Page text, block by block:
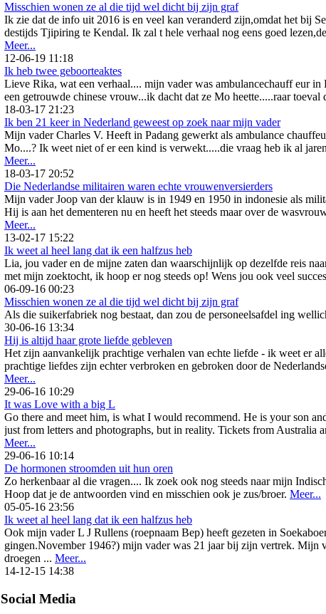
Misschien wonen ze al die tijd wel dicht bij zijn graf
Ik zie dat de info uit 2016 is en veel kan veranderd zijn,omdat het bij
destijds Tjipiring te Kendal. Ik zal t hele verhaal nog eens goed
Meer...
12-06-19 11:18
Ik heb twee geboorteaktes
Lieve Rika, wat een verhaal.... mijn vader was ambulancechauff eur
een getrouwde chinese vrouw...ik dacht dat ze Mo heette.....raar
18-03-17 21:23
Ik ben 21 keer in Nederland geweest op zoek naar mijn vader
Mijn vader Charles V. Heeft in Padang gewerkt als ambulance
Mo....? Ik weet niet of er een kind is verwekt.....die vraag heb ik al
Meer...
18-03-17 20:52
Die Nederlandse militairen waren echte vrouwenversierders
Mijn vader Joop van der klauw is in 1949 en 1950 in indonesie als
Hij is aan het dementeren nu en heeft het steeds maar over de
Meer...
13-02-17 15:22
Ik weet al heel lang dat ik een halfzus heb
Lia, jou vader en de mijne zaten dan waarschijnlijk op dezelfde reis
met mijn zoektocht, ik hoop er nog steeds op! Wens jou ook veel
06-09-16 00:23
Misschien wonen ze al die tijd wel dicht bij zijn graf
Als die suikerfabriek nog bestaat, dan zou de personeelsafdel ing
30-06-16 13:34
Hij is altijd haar grote liefde gebleven
Het zijn aanvankelijk prachtige verhalen van echte liefde - ik weet er
prachtige liefdes zijn echter verbroken en gebroken door de
Meer...
29-06-16 10:29
It was Love with a big L
Go there and meet him, is what I would recommend. He is your son
just from letters and photographs, but in reality. Tickets from Australia
Meer...
29-06-16 10:14
De hormonen stroomden uit hun oren
Zo herkenbaar al die vragen.... Ik zoek ook nog steeds naar mijn
Hoop dat je de antwoorden vind en misschien ook je zus/broer. Meer...
05-05-16 23:56
Ik weet al heel lang dat ik een halfzus heb
Ook mijn vader L J Rullens (roepnaam Bep) heeft gezeten in
gingen.November 1946?) mijn vader was 21 jaar bij zijn vertrek. Mijn
droegen ... Meer...
14-12-15 14:38
Social Media